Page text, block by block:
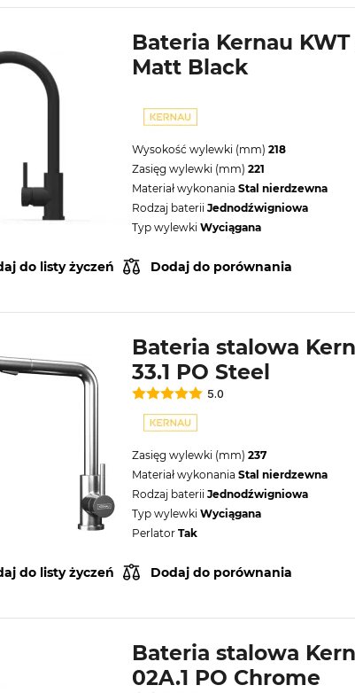
Bateria Kernau KWT
Matt Black
Wysokość wylewki (mm) 218
Zasięg wylewki (mm) 221
Materiał wykonania Stal nierdzewna
Rodzaj baterii Jednodźwigniowa
Typ wylewki Wyciągana
do listy życzeń Dodaj do porównania
Bateria stalowa
33.1 PO Steel
5.0
Zasięg wylewki (mm) 237
Materiał wykonania Stal nierdzewna
Rodzaj baterii Jednodźwigniowa
Typ wylewki Wyciągana
Perlator Tak
do listy życzeń Dodaj do porównania
Bateria stalowa
02A.1 PO Chrome